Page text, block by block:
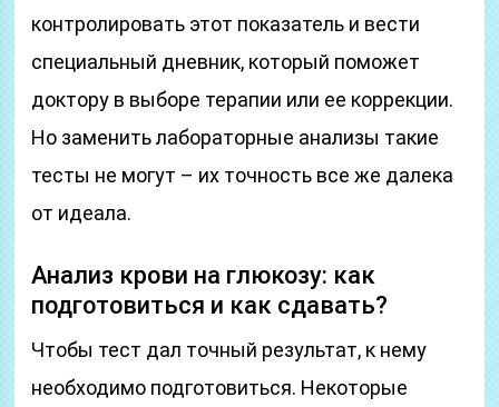
контролировать этот показатель и вести
специальный дневник, который поможет
доктору в выборе терапии или ее коррекции.
Но заменить лабораторные анализы такие
тесты не могут – их точность все же далека
от идеала.
Анализ крови на глюкозу: как
подготовиться и как сдавать?
Чтобы тест дал точный результат, к нему
необходимо подготовиться. Некоторые